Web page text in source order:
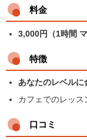
料金
3,000円（1時間
特徴
あなたのレベル
カフェでのレッス
口コミ